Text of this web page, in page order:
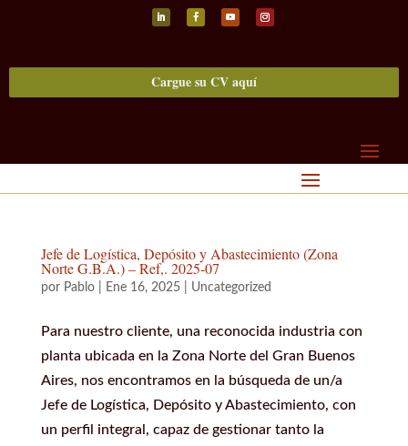
Cargue su CV aquí
Jefe de Logística, Depósito y Abastecimiento (Zona
Norte G.B.A.) – Ref,. 2025-07
por Pablo| Ene 16, 2025| Uncategorized
Para nuestro cliente, una reconocida industria con
planta ubicada en la Zona Norte del Gran Buenos
Aires, nos encontramos en la búsqueda de un/a
Jefe de Logística, Depósito y Abastecimiento, con
un perfil integral, capaz de gestionar tanto la